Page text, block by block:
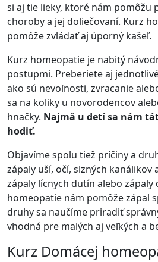
si aj tie lieky, ktoré nám pomôžu
choroby a jej doliečovaní. Kurz
pomôže zvládať aj úporný kašeľ.
Kurz homeopatie je nabitý
postupmi. Preberiete aj
ako sú nevoľnosti, zvracanie
sa na koliky u novorodencov
hnačky. Najmä u detí sa nám
hodiť.
Objavíme spolu tiež príčiny a
zápaly uší, očí, slzných kanálikov
zápaly lícnych dutín alebo zápaly
homeopatie nám pomôže zápal
druhy sa naučíme priradiť
vhodná pre malých aj veľkých a
Kurz Domácej